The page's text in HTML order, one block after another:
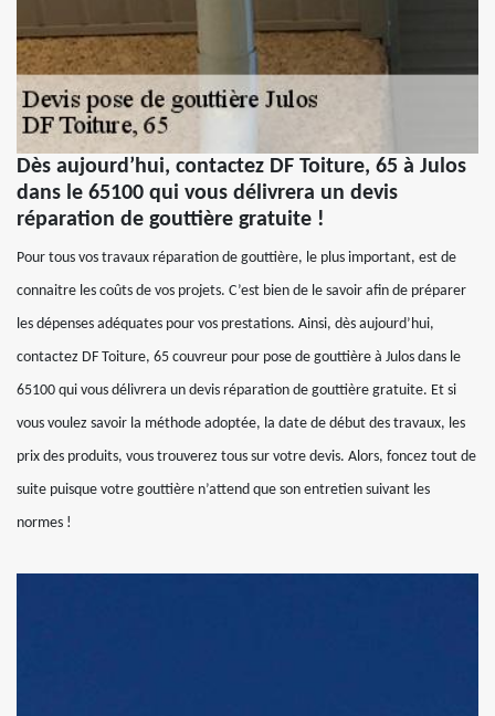
Dès aujourd’hui, contactez DF Toiture, 65 à Julos
dans le 65100 qui vous délivrera un devis
réparation de gouttière gratuite !
Pour tous vos travaux réparation de gouttière, le plus important, est de
connaitre les coûts de vos projets. C’est bien de le savoir afin de préparer
les dépenses adéquates pour vos prestations. Ainsi, dès aujourd’hui,
contactez DF Toiture, 65 couvreur pour pose de gouttière à Julos dans le
65100 qui vous délivrera un devis réparation de gouttière gratuite. Et si
vous voulez savoir la méthode adoptée, la date de début des travaux, les
prix des produits, vous trouverez tous sur votre devis. Alors, foncez tout de
suite puisque votre gouttière n’attend que son entretien suivant les
normes !